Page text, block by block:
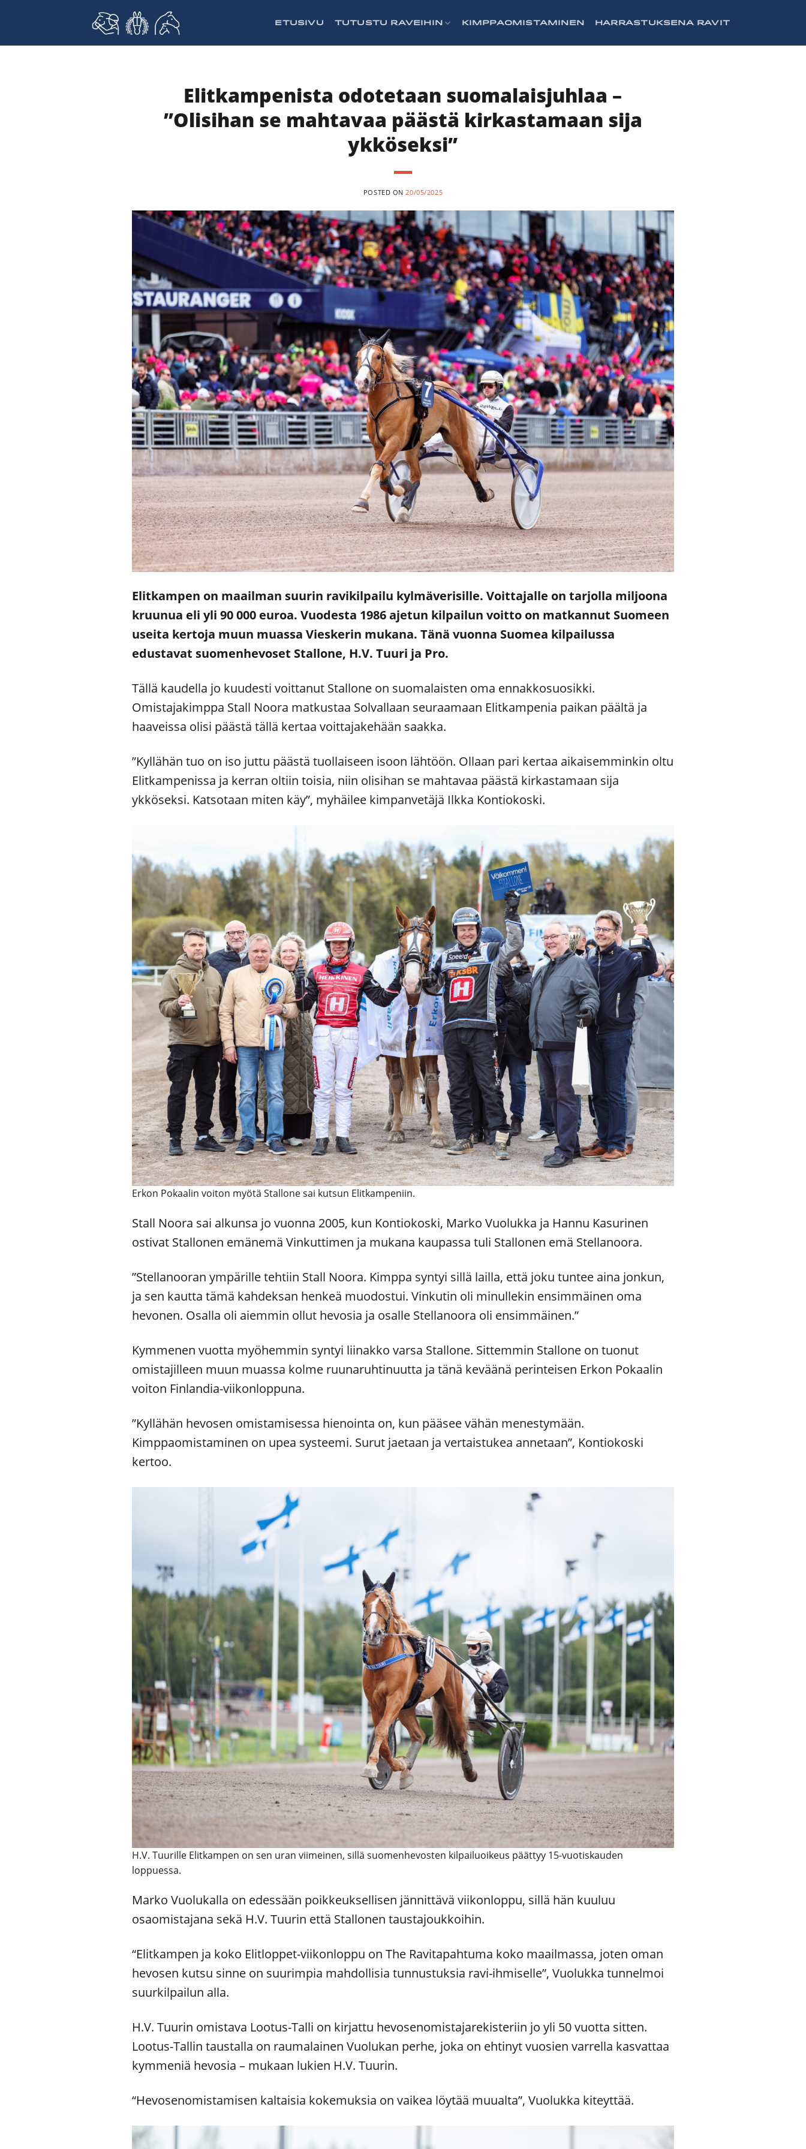
ETUSIVU TUTUSTU RAVEIHIN KIMPPAOMISTAMINEN HARRASTUKSENA RAVIT
Elitkampenista odotetaan suomalaisjuhlaa –
”Olisihan se mahtavaa päästä kirkastamaan sija
ykköseksi”
POSTED ON 20/05/2025
Elitkampen on maailman suurin ravikilpailu kylmäverisille. Voittajalle on tarjolla miljoona
kruunua eli yli 90 000 euroa. Vuodesta 1986 ajetun kilpailun voitto on matkannut Suomeen
useita kertoja muun muassa Vieskerin mukana. Tänä vuonna Suomea kilpailussa
edustavat suomenhevoset Stallone, H.V. Tuuri ja Pro.
Tällä kaudella jo kuudesti voittanut Stallone on suomalaisten oma ennakkosuosikki.
Omistajakimppa Stall Noora matkustaa Solvallaan seuraamaan Elitkampenia paikan päältä ja
haaveissa olisi päästä tällä kertaa voittajakehään saakka.
”Kyllähän tuo on iso juttu päästä tuollaiseen isoon lähtöön. Ollaan pari kertaa aikaisemminkin oltu
Elitkampenissa ja kerran oltiin toisia, niin olisihan se mahtavaa päästä kirkastamaan sija
ykköseksi. Katsotaan miten käy”, myhäilee kimpanvetäjä Ilkka Kontiokoski.
Erkon Pokaalin voiton myötä Stallone sai kutsun Elitkampeniin.
Stall Noora sai alkunsa jo vuonna 2005, kun Kontiokoski, Marko Vuolukka ja Hannu Kasurinen
ostivat Stallonen emänemä Vinkuttimen ja mukana kaupassa tuli Stallonen emä Stellanoora.
”Stellanooran ympärille tehtiin Stall Noora. Kimppa syntyi sillä lailla, että joku tuntee aina jonkun,
ja sen kautta tämä kahdeksan henkeä muodostui. Vinkutin oli minullekin ensimmäinen oma
hevonen. Osalla oli aiemmin ollut hevosia ja osalle Stellanoora oli ensimmäinen.”
Kymmenen vuotta myöhemmin syntyi liinakko varsa Stallone. Sittemmin Stallone on tuonut
omistajilleen muun muassa kolme ruunaruhtinuutta ja tänä keväänä perinteisen Erkon Pokaalin
voiton Finlandia-viikonloppuna.
”Kyllähän hevosen omistamisessa hienointa on, kun pääsee vähän menestymään.
Kimppaomistaminen on upea systeemi. Surut jaetaan ja vertaistukea annetaan”, Kontiokoski
kertoo.
H.V. Tuurille Elitkampen on sen uran viimeinen, sillä suomenhevosten kilpailuoikeus päättyy 15-vuotiskauden
loppuessa.
Marko Vuolukalla on edessään poikkeuksellisen jännittävä viikonloppu, sillä hän kuuluu
osaomistajana sekä H.V. Tuurin että Stallonen taustajoukkoihin.
“Elitkampen ja koko Elitloppet-viikonloppu on The Ravitapahtuma koko maailmassa, joten oman
hevosen kutsu sinne on suurimpia mahdollisia tunnustuksia ravi-ihmiselle”, Vuolukka tunnelmoi
suurkilpailun alla.
H.V. Tuurin omistava Lootus-Talli on kirjattu hevosenomistajarekisteriin jo yli 50 vuotta sitten.
Lootus-Tallin taustalla on raumalainen Vuolukan perhe, joka on ehtinyt vuosien varrella kasvattaa
kymmeniä hevosia – mukaan lukien H.V. Tuurin.
“Hevosenomistamisen kaltaisia kokemuksia on vaikea löytää muualta”, Vuolukka kiteyttää.